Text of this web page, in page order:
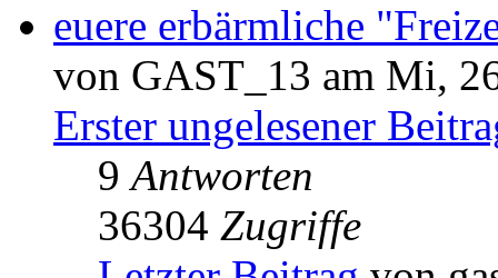
euere erbärmliche
von GAST_13 am Mi,
Erster ungelesener
9Antworten
36304 Zugriffe